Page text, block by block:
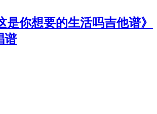
是你想要的生活吗吉他谱》
谱